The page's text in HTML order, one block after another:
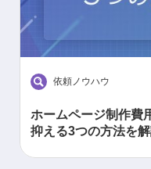
依頼ノウハウ
ホームページ制作費
抑える3つの方法を